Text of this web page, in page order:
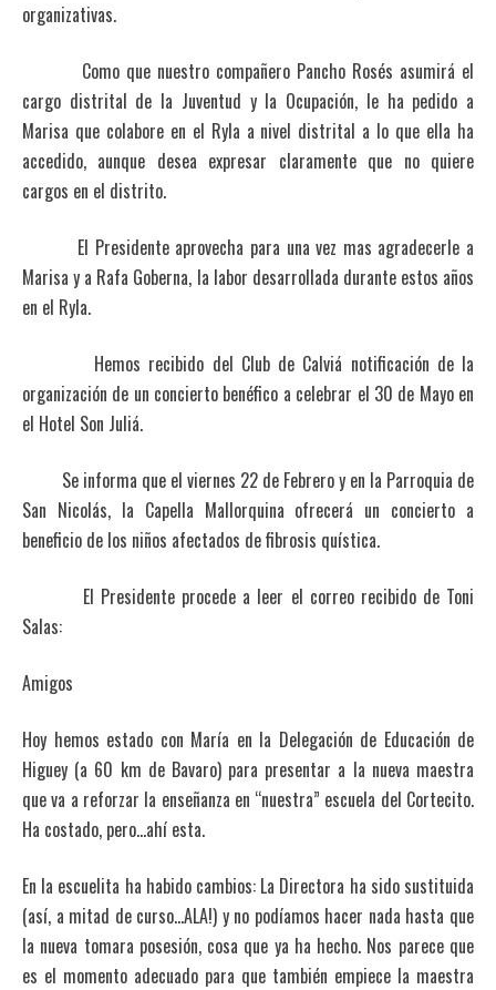
organizativas.
Como que nuestro compañero Pancho Rosés asumirá el
cargo distrital de la Juventud y la Ocupación, le ha pedido a
Marisa que colabore en el Ryla a nivel distrital a lo que ella ha
accedido, aunque desea expresar claramente que no quiere
cargos en el distrito.
El Presidente aprovecha para una vez mas agradecerle a
Marisa y a Rafa Goberna, la labor desarrollada durante estos años
en el Ryla.
Hemos recibido del Club de Calviá notificación de la
organización de un concierto benéfico a celebrar el 30 de Mayo en
el Hotel Son Juliá.
Se informa que el viernes 22 de Febrero y en la Parroquia de
San Nicolás, la Capella Mallorquina ofrecerá un concierto a
beneficio de los niños afectados de fibrosis quística.
El Presidente procede a leer el correo recibido de Toni
Salas:
Amigos
Hoy hemos estado con María en la Delegación de Educación de
Higuey (a 60 km de Bavaro) para presentar a la nueva maestra
que va a reforzar la enseñanza en “nuestra” escuela del Cortecito.
Ha costado, pero…ahí esta.
En la escuelita ha habido cambios: La Directora ha sido sustituida
(así, a mitad de curso…ALA!) y no podíamos hacer nada hasta que
la nueva tomara posesión, cosa que ya ha hecho. Nos parece que
es el momento adecuado para que también empiece la maestra